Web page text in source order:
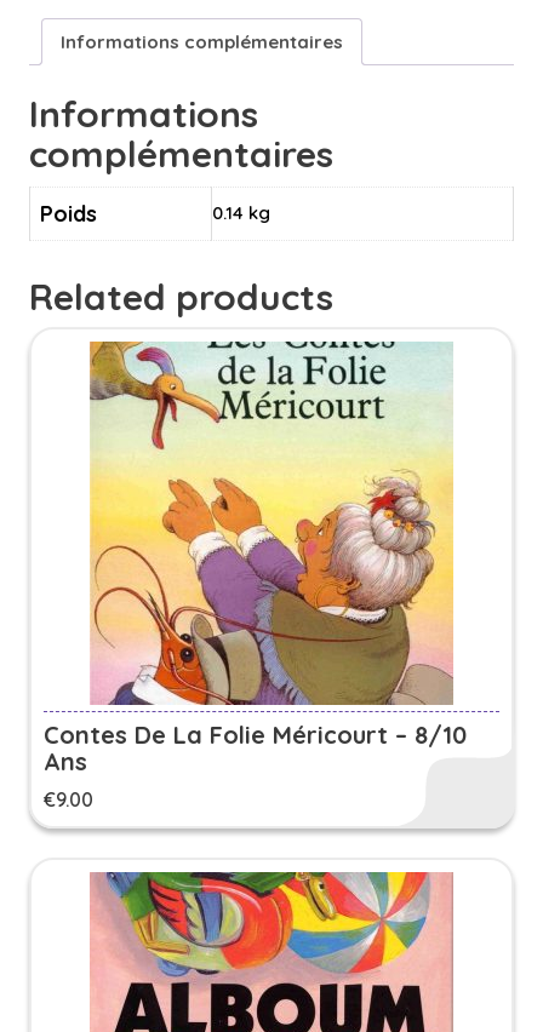
Informations complémentaires
Informations
complémentaires
Poids 0.14 kg
Related products
Contes De La Folie Méricourt – 8/10
Ans
€9.00